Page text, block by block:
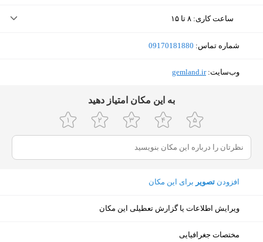
ساعت کاری: ۸ تا ۱۵
یکشنبه (امروز)
پنجشنبه
شماره تماس: ‎09170181880
وب‌سایت:‎gemland.ir
ﺑﻪ اﯾﻦ ﻣﮑﺎن اﻣﺘﯿﺎز دﻫﯿﺪ
افزودن تصویربرای این مکان
ویرایش اطلاعات یا گزارش تعطیلی این مکان
مختصات جغرافیایی